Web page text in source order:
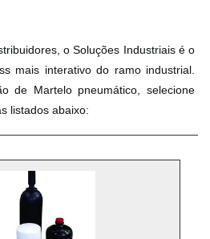
o Soluções Industriais é o
mais interativo do ramo industrial.
de Martelo pneumático, selecione
listados abaixo: